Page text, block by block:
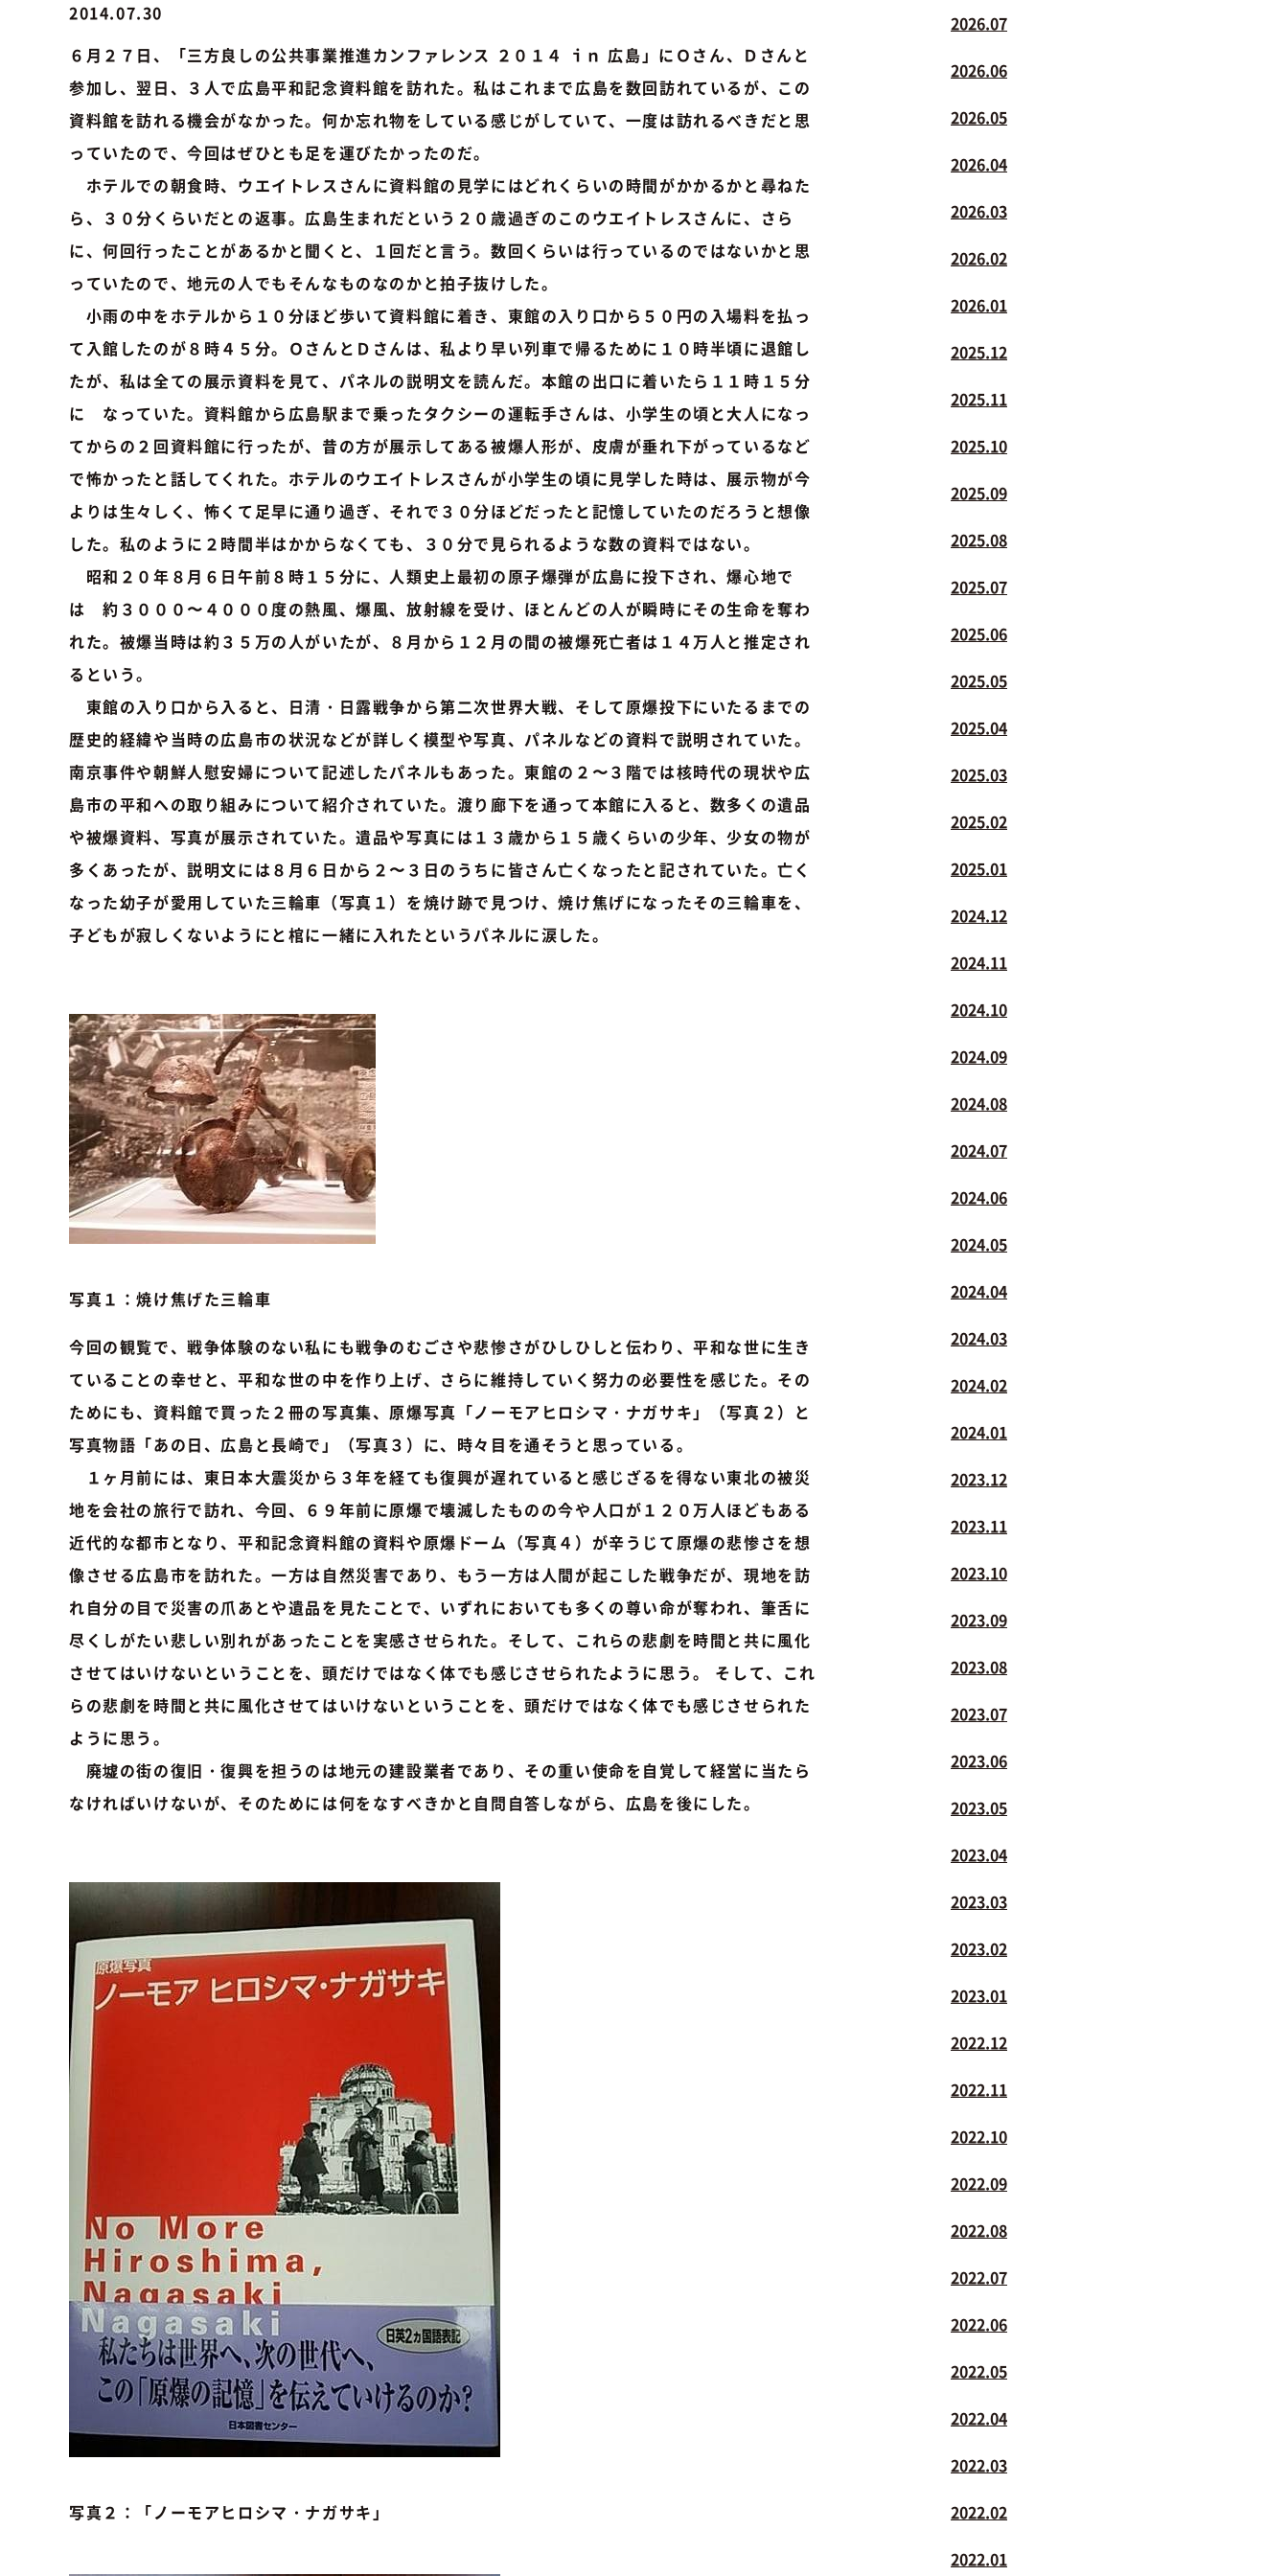
2014.07.30
６月２７日、「三方良しの公共事業推進カンファレンス ２０１４ ｉｎ 広島」にＯさん、Ｄさんと
参加し、翌日、３人で広島平和記念資料館を訪れた。私はこれまで広島を数回訪れているが、この
資料館を訪れる機会がなかった。何か忘れ物をしている感じがしていて、一度は訪れるべきだと思
っていたので、今回はぜひとも足を運びたかったのだ。
ホテルでの朝食時、ウエイトレスさんに資料館の見学にはどれくらいの時間がかかるかと尋ねた
ら、３０分くらいだとの返事。広島生まれだという２０歳過ぎのこのウエイトレスさんに、さら
に、何回行ったことがあるかと聞くと、１回だと言う。数回くらいは行っているのではないかと思
っていたので、地元の人でもそんなものなのかと拍子抜けした。
小雨の中をホテルから１０分ほど歩いて資料館に着き、東館の入り口から５０円の入場料を払っ
て入館したのが８時４５分。ＯさんとＤさんは、私より早い列車で帰るために１０時半頃に退館し
たが、私は全ての展示資料を見て、パネルの説明文を読んだ。本館の出口に着いたら１１時１５分
に なっていた。資料館から広島駅まで乗ったタクシーの運転手さんは、小学生の頃と大人になっ
てからの２回資料館に行ったが、昔の方が展示してある被爆人形が、皮膚が垂れ下がっているなど
で怖かったと話してくれた。ホテルのウエイトレスさんが小学生の頃に見学した時は、展示物が今
よりは生々しく、怖くて足早に通り過ぎ、それで３０分ほどだったと記憶していたのだろうと想像
した。私のように２時間半はかからなくても、３０分で見られるような数の資料ではない。
昭和２０年８月６日午前８時１５分に、人類史上最初の原子爆弾が広島に投下され、爆心地で
は 約３０００〜４０００度の熱風、爆風、放射線を受け、ほとんどの人が瞬時にその生命を奪わ
れた。被爆当時は約３５万の人がいたが、８月から１２月の間の被爆死亡者は１４万人と推定され
るという。
東館の入り口から入ると、日清・日露戦争から第二次世界大戦、そして原爆投下にいたるまでの
歴史的経緯や当時の広島市の状況などが詳しく模型や写真、パネルなどの資料で説明されていた。
南京事件や朝鮮人慰安婦について記述したパネルもあった。東館の２〜３階では核時代の現状や広
島市の平和への取り組みについて紹介されていた。渡り廊下を通って本館に入ると、数多くの遺品
や被爆資料、写真が展示されていた。遺品や写真には１３歳から１５歳くらいの少年、少女の物が
多くあったが、説明文には８月６日から２〜３日のうちに皆さん亡くなったと記されていた。亡く
なった幼子が愛用していた三輪車（写真１）を焼け跡で見つけ、焼け焦げになったその三輪車を、
子どもが寂しくないようにと棺に一緒に入れたというパネルに涙した。
写真１：焼け焦げた三輪車
今回の観覧で、戦争体験のない私にも戦争のむごさや悲惨さがひしひしと伝わり、平和な世に生き
ていることの幸せと、平和な世の中を作り上げ、さらに維持していく努力の必要性を感じた。その
ためにも、資料館で買った２冊の写真集、原爆写真「ノーモアヒロシマ・ナガサキ」（写真２）と
写真物語「あの日、広島と長崎で」（写真３）に、時々目を通そうと思っている。
１ヶ月前には、東日本大震災から３年を経ても復興が遅れていると感じざるを得ない東北の被災
地を会社の旅行で訪れ、今回、６９年前に原爆で壊滅したものの今や人口が１２０万人ほどもある
近代的な都市となり、平和記念資料館の資料や原爆ドーム（写真４）が辛うじて原爆の悲惨さを想
像させる広島市を訪れた。一方は自然災害であり、もう一方は人間が起こした戦争だが、現地を訪
れ自分の目で災害の爪あとや遺品を見たことで、いずれにおいても多くの尊い命が奪われ、筆舌に
尽くしがたい悲しい別れがあったことを実感させられた。そして、これらの悲劇を時間と共に風化
させてはいけないということを、頭だけではなく体でも感じさせられたように思う。 そして、これ
らの悲劇を時間と共に風化させてはいけないということを、頭だけではなく体でも感じさせられた
ように思う。
廃墟の街の復旧・復興を担うのは地元の建設業者であり、その重い使命を自覚して経営に当たら
なければいけないが、そのためには何をなすべきかと自問自答しながら、広島を後にした。
写真２：「ノーモアヒロシマ・ナガサキ」
2026.07
2026.06
2026.05
2026.04
2026.03
2026.02
2026.01
2025.12
2025.11
2025.10
2025.09
2025.08
2025.07
2025.06
2025.05
2025.04
2025.03
2025.02
2025.01
2024.12
2024.11
2024.10
2024.09
2024.08
2024.07
2024.06
2024.05
2024.04
2024.03
2024.02
2024.01
2023.12
2023.11
2023.10
2023.09
2023.08
2023.07
2023.06
2023.05
2023.04
2023.03
2023.02
2023.01
2022.12
2022.11
2022.10
2022.09
2022.08
2022.07
2022.06
2022.05
2022.04
2022.03
2022.02
2022.01